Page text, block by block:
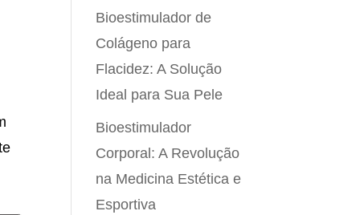
Bioestimulador de
Colágeno para
Flacidez: A Solução
Ideal para Sua Pele
Bioestimulador
Corporal: A Revolução
na Medicina Estética e
Esportiva